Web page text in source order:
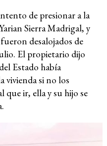
de presionar a la
Sierra Madrigal, y
desalojados de
El propietario dijo
Estado había
vivienda si no los
que ir, ella y su hijo se